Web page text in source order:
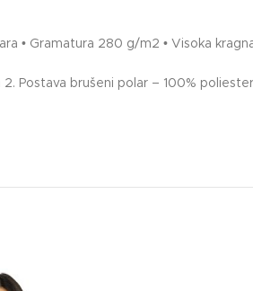
• Gramatura 280 g/m2 • Visoka
Postava brušeni polar – 100%